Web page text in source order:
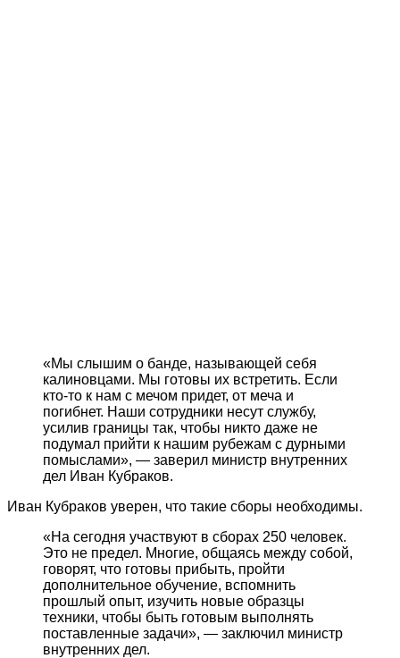
«Мы слышим о банде, называющей себя
калиновцами. Мы готовы их встретить. Если
кто-то к нам с мечом придет, от меча и
погибнет. Наши сотрудники несут службу,
усилив границы так, чтобы никто даже не
подумал прийти к нашим рубежам с дурными
помыслами», — заверил министр внутренних
дел Иван Кубраков.
Иван Кубраков уверен, что такие сборы необходимы.
«На сегодня участвуют в сборах 250 человек.
Это не предел. Многие, общаясь между собой,
говорят, что готовы прибыть, пройти
дополнительное обучение, вспомнить
прошлый опыт, изучить новые образцы
техники, чтобы быть готовым выполнять
поставленные задачи», — заключил министр
внутренних дел.